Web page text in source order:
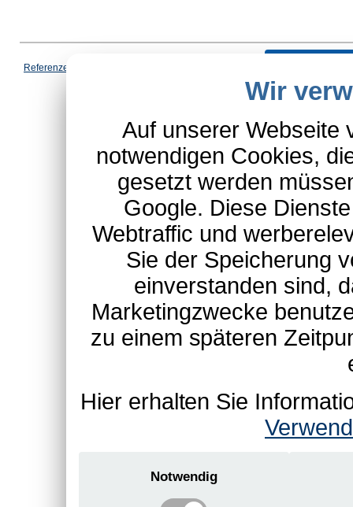
Referenzen
*Schulte-Hauptkatalog,
Wir
Auf unserer Webseite
notwendigen Cookies,
gesetzt werden
Google. Diese
Webtraffic und
Sie der Speicherung
einverstanden sind,
Marketingzwecke
zu einem späteren
Hier erhalten Sie
Notwendig